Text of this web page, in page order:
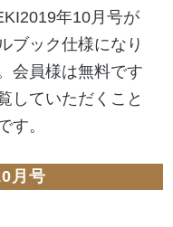
年10月号が
ブック仕様になり
会員様は無料です
していただくこと
す。
月号